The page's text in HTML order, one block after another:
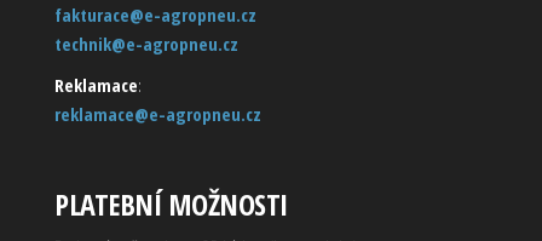
fakturace@e-agropneu.cz
technik@e-agropneu.cz
Reklamace:
reklamace@e-agropneu.cz
PLATEBNÍ MOŽNOSTI